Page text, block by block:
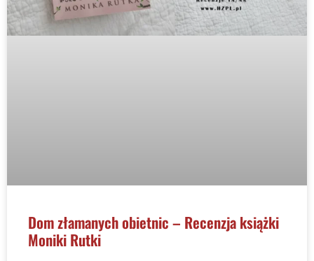
Dom złamanych obietnic – Recenzja książki
Moniki Rutki